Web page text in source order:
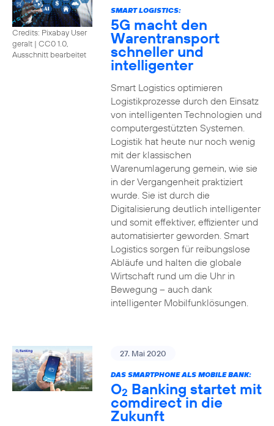
Credits: Pixabay User
geralt | CC0 1.0,
Ausschnitt bearbeitet
SMART LOGISTICS:
5G macht den
Warentransport
schneller und
intelligenter
Smart Logistics optimieren
Logistikprozesse durch den Einsatz
von intelligenten Technologien und
computergestützten Systemen.
Logistik hat heute nur noch wenig
mit der klassischen
Warenumlagerung gemein, wie sie
in der Vergangenheit praktiziert
wurde. Sie ist durch die
Digitalisierung deutlich intelligenter
und somit effektiver, effizienter und
automatisierter geworden. Smart
Logistics sorgen für reibungslose
Abläufe und halten die globale
Wirtschaft rund um die Uhr in
Bewegung – auch dank
intelligenter Mobilfunklösungen.
27. Mai 2020
DAS SMARTPHONE ALS MOBILE BANK:
O2 Banking startet mit
comdirect in die
Zukunft